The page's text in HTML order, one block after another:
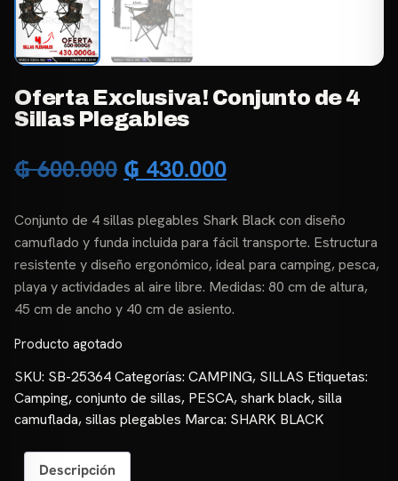
Oferta Exclusiva! Conjunto de 4
Sillas Plegables
₲600.000 El
original
era:
₲ 600.000.
₲ 430.000El
actual
es:
₲ 430.000.
Conjunto de 4 sillas plegables Shark Black con diseño
camuflado y funda incluida para fácil transporte. Estructura
resistente y diseño ergonómico, ideal para camping, pesca,
playa y actividades al aire libre. Medidas: 80 cm de altura,
45 cm de ancho y 40 cm de asiento.
Producto agotado
SKU: SB-25364Categorías: CAMPING, SILLAS Etiquetas:
Camping,conjunto de sillas, PESCA,shark black,silla
camuflada,sillas plegables Marca: SHARK BLACK
Descripción